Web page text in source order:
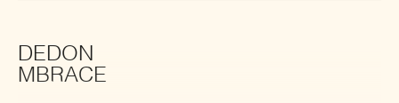
DEDON
MBRACE